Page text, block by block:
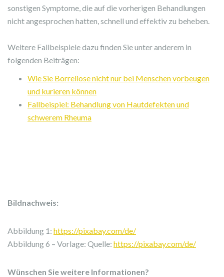
sonstigen Symptome, die auf die vorherigen Behandlungen
nicht angesprochen hatten, schnell und effektiv zu beheben.
Weitere Fallbeispiele dazu finden Sie unter anderem in
folgenden Beiträgen:
Wie Sie Borreliose nicht nur bei Menschen vorbeugen
und kurieren können
Fallbeispiel: Behandlung von Hautdefekten und
schwerem Rheuma
Bildnachweis:
Abbildung 1: https://pixabay.com/de/
Abbildung 6 – Vorlage: Quelle: https://pixabay.com/de/
Wünschen Sie weitere Informationen?